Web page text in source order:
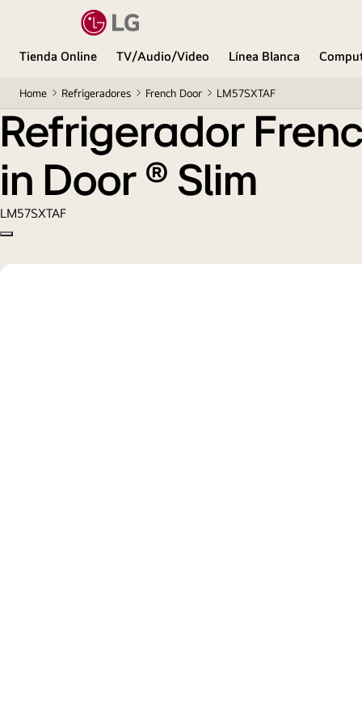
Tienda Online TV/Audio/Video Línea Blanca
Home Refrigeradores French Door LM57SXTAF
Refrigerador French Door de 423 L con
Refrigerador
in Door ® Slim
LM57SXTAF
Copy model name